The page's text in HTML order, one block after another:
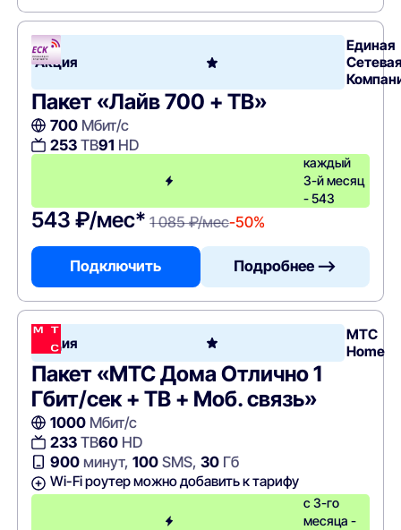
Акция
Единая
Пакет «Лайв 700 + ТВ»
700Мбит/с
253ТВ91 HD
каждый
3-й месяц
- 543
543 ₽/мес* 1 085 ₽/мес-50%
Подключить Подробнее —>
Акция
МТС
Home
Пакет «МТС Дома Отлично 1
Гбит/сек + ТВ + Моб. связь»
1000Мбит/с
233ТВ60HD
900минут, 100SMS, 30Гб
Wi-Fi роутер можно добавить к тарифу
с 3-го
месяца -